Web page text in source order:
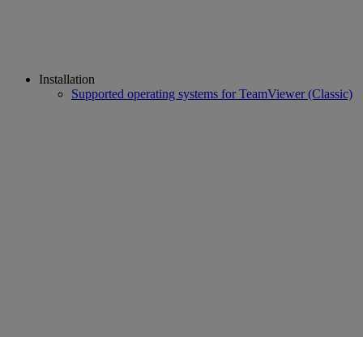
Installation
Supported operating systems for TeamViewer (Classic)